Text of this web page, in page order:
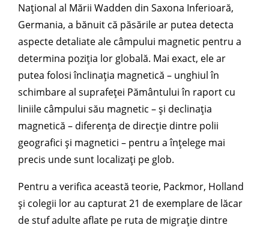
Național al Mării Wadden din Saxona Inferioară,
Germania, a bănuit că păsările ar putea detecta
aspecte detaliate ale câmpului magnetic pentru a
determina poziția lor globală. Mai exact, ele ar
putea folosi înclinația magnetică – unghiul în
schimbare al suprafeței Pământului în raport cu
liniile câmpului său magnetic – și declinația
magnetică – diferența de direcție dintre polii
geografici și magnetici – pentru a înțelege mai
precis unde sunt localizați pe glob.
Pentru a verifica această teorie, Packmor, Holland
și colegii lor au capturat 21 de exemplare de lăcar
de stuf adulte aflate pe ruta de migrație dintre